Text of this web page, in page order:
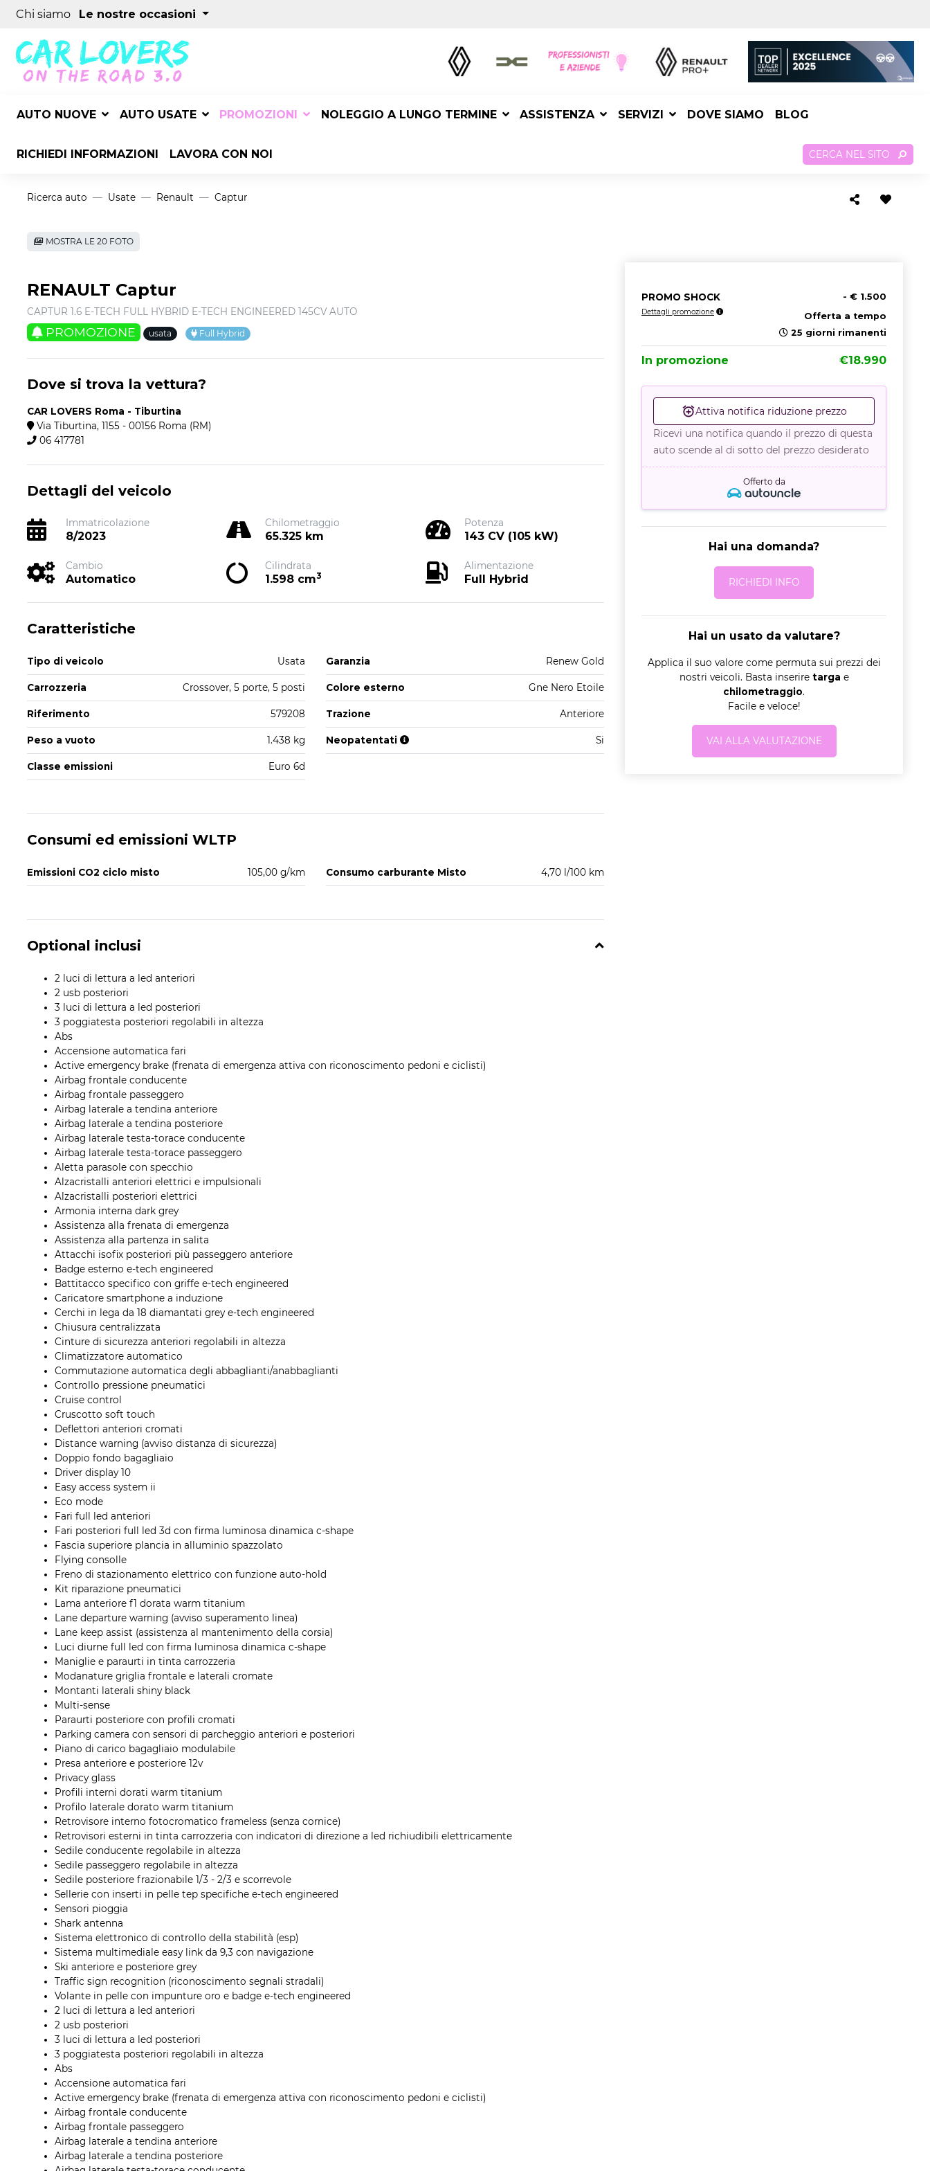
Chi siamo Le nostre occasioni
AUTO NUOVE AUTO USATE PROMOZIONI NOLEGGIO A LUNGO TERMINE ASSISTENZA SERVIZI DOVE SIAMO BLOG
RICHIEDI INFORMAZIONI LAVORA CON NOI CERCA NEL SITO
Ricerca auto Usate Renault Captur
MOSTRA LE 20 FOTO
RENAULT Captur
CAPTUR 1.6 E-TECH FULL HYBRID E-TECH ENGINEERED 145CV AUTO
PROMOZIONE usata Full Hybrid
Dove si trova la vettura?
CAR LOVERS Roma - Tiburtina
Via Tiburtina, 1155 - 00156 Roma (RM)
06 417781
Dettagli del veicolo
Immatricolazione
8/2023
Chilometraggio
65.325 km
Potenza
143 CV (105 kW)
Cambio
Automatico
Cilindrata
1.598 cm3
Alimentazione
Full Hybrid
Caratteristiche
Tipo di veicolo Usata Garanzia Renew Gold
Carrozzeria Crossover, 5 porte, 5 posti Colore esterno Gne Nero Etoile
Riferimento 579208 Trazione Anteriore
Peso a vuoto 1.438 kg Neopatentati Si
Classe emissioni Euro 6d
Consumi ed emissioni WLTP
Emissioni CO2 ciclo misto 105,00 g/km Consumo carburante Misto 4,70 l/100 km
Optional inclusi
2 luci di lettura a led anteriori
2 usb posteriori
3 luci di lettura a led posteriori
3 poggiatesta posteriori regolabili in altezza
Abs
Accensione automatica fari
Active emergency brake (frenata di emergenza attiva con riconoscimento pedoni e ciclisti)
Airbag frontale conducente
Airbag frontale passeggero
Airbag laterale a tendina anteriore
Airbag laterale a tendina posteriore
Airbag laterale testa-torace conducente
Airbag laterale testa-torace passeggero
Aletta parasole con specchio
Alzacristalli anteriori elettrici e impulsionali
Alzacristalli posteriori elettrici
Armonia interna dark grey
Assistenza alla frenata di emergenza
Assistenza alla partenza in salita
Attacchi isofix posteriori più passeggero anteriore
Badge esterno e-tech engineered
Battitacco specifico con griffe e-tech engineered
Caricatore smartphone a induzione
Cerchi in lega da 18 diamantati grey e-tech engineered
Chiusura centralizzata
Cinture di sicurezza anteriori regolabili in altezza
Climatizzatore automatico
Commutazione automatica degli abbaglianti/anabbaglianti
Controllo pressione pneumatici
Cruise control
Cruscotto soft touch
Deflettori anteriori cromati
Distance warning (avviso distanza di sicurezza)
Doppio fondo bagagliaio
Driver display 10
Easy access system ii
Eco mode
Fari full led anteriori
Fari posteriori full led 3d con firma luminosa dinamica c-shape
Fascia superiore plancia in alluminio spazzolato
Flying consolle
Freno di stazionamento elettrico con funzione auto-hold
Kit riparazione pneumatici
Lama anteriore f1 dorata warm titanium
Lane departure warning (avviso superamento linea)
Lane keep assist (assistenza al mantenimento della corsia)
Luci diurne full led con firma luminosa dinamica c-shape
Maniglie e paraurti in tinta carrozzeria
Modanature griglia frontale e laterali cromate
Montanti laterali shiny black
Multi-sense
Paraurti posteriore con profili cromati
Parking camera con sensori di parcheggio anteriori e posteriori
Piano di carico bagagliaio modulabile
Presa anteriore e posteriore 12v
Privacy glass
Profili interni dorati warm titanium
Profilo laterale dorato warm titanium
Retrovisore interno fotocromatico frameless (senza cornice)
Retrovisori esterni in tinta carrozzeria con indicatori di direzione a led richiudibili elettricamente
Sedile conducente regolabile in altezza
Sedile passeggero regolabile in altezza
Sedile posteriore frazionabile 1/3 - 2/3 e scorrevole
Sellerie con inserti in pelle tep specifiche e-tech engineered
Sensori pioggia
Shark antenna
Sistema elettronico di controllo della stabilità (esp)
Sistema multimediale easy link da 9,3 con navigazione
Ski anteriore e posteriore grey
Traffic sign recognition (riconoscimento segnali stradali)
Volante in pelle con impunture oro e badge e-tech engineered
2 luci di lettura a led anteriori
2 usb posteriori
3 luci di lettura a led posteriori
3 poggiatesta posteriori regolabili in altezza
Abs
Accensione automatica fari
Active emergency brake (frenata di emergenza attiva con riconoscimento pedoni e ciclisti)
Airbag frontale conducente
Airbag frontale passeggero
Airbag laterale a tendina anteriore
Airbag laterale a tendina posteriore
PROMO SHOCK
Dettagli promozione
- € 1.500
Offerta a tempo
25 giorni rimanenti
In promozione €18.990
Attiva notifica riduzione prezzo
Ricevi una notifica quando il prezzo di questa
auto scende al di sotto del prezzo desiderato
Offerto da
Hai una domanda?
RICHIEDI INFO
Hai un usato da valutare?
Applica il suo valore come permuta sui prezzi dei
nostri veicoli. Basta inserire targa e
chilometraggio.
Facile e veloce!
VAI ALLA VALUTAZIONE